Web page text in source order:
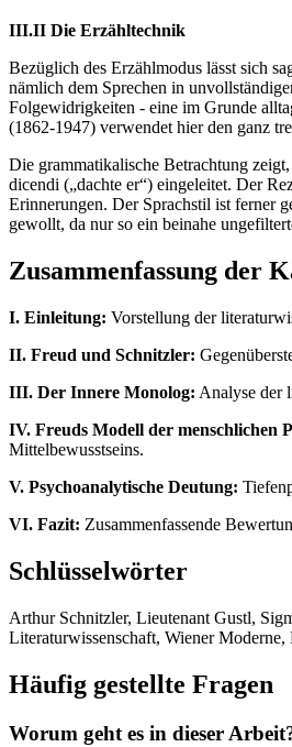
III.II Die Erzähltechnik
Bezüglich des Erzählmodus lässt sich
nämlich dem Sprechen in
Folgewidrigkeiten - eine im Grunde
(1862-1947) verwendet hier den ganz
Die grammatikalische Betrachtung
dicendi („dachte er“) eingeleitet. Der
Erinnerungen. Der Sprachstil ist ferner
gewollt, da nur so ein beinahe
Zusammenfassung der
I. Einleitung: Vorstellung der
II. Freud und Schnitzler:
III. Der Innere Monolog: Analyse der
IV. Freuds Modell der menschlichen
Mittelbewusstseins.
V. Psychoanalytische Deutung:
VI. Fazit: Zusammenfassende
Schlüsselwörter
Arthur Schnitzler, Lieutenant Gustl,
Literaturwissenschaft, Wiener
Häufig gestellte Fragen
Worum geht es in dieser